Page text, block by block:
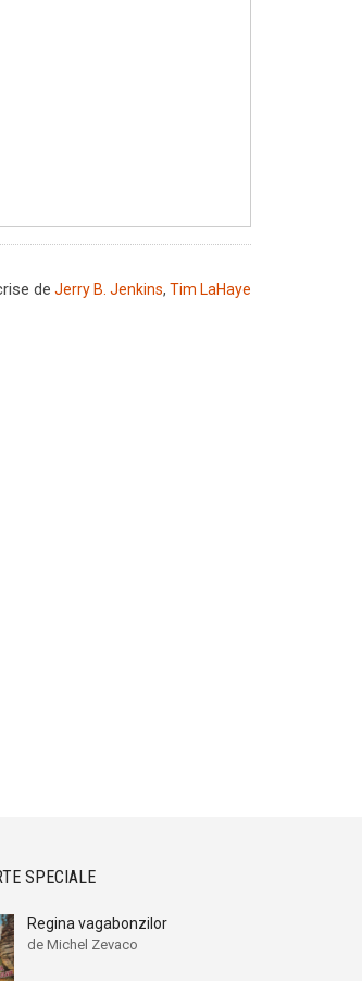
de Jerry B. Jenkins, Tim LaHaye
SPECIALE
Regina vagabonzilor
de Michel Zevaco